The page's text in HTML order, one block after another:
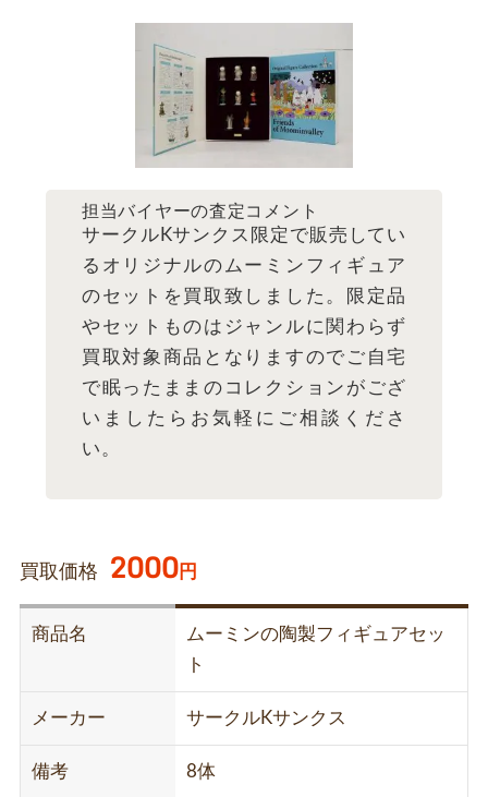
担当バイヤーの査定コメント
サークルKサンクス限定で販売してい
るオリジナルのムーミンフィギュア
のセットを買取致しました。限定品
やセットものはジャンルに関わらず
買取対象商品となりますのでご自宅
で眠ったままのコレクションがござ
いましたらお気軽にご相談くださ
い。
買取価格 2000円
商品名
ムーミンの陶製フィギュアセッ
ト
メーカー サークルKサンクス
備考 8体